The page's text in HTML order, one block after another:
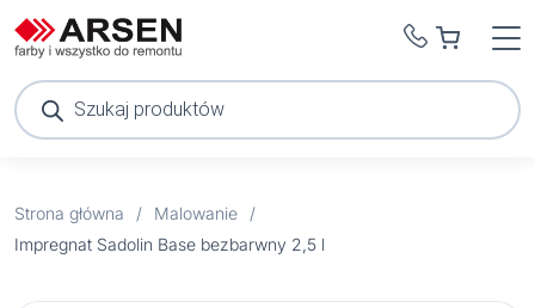
Wyszukiwarka
produktów
Strona główna / Malowanie
/
Impregnat Sadolin Base bezbarwny 2,5 l